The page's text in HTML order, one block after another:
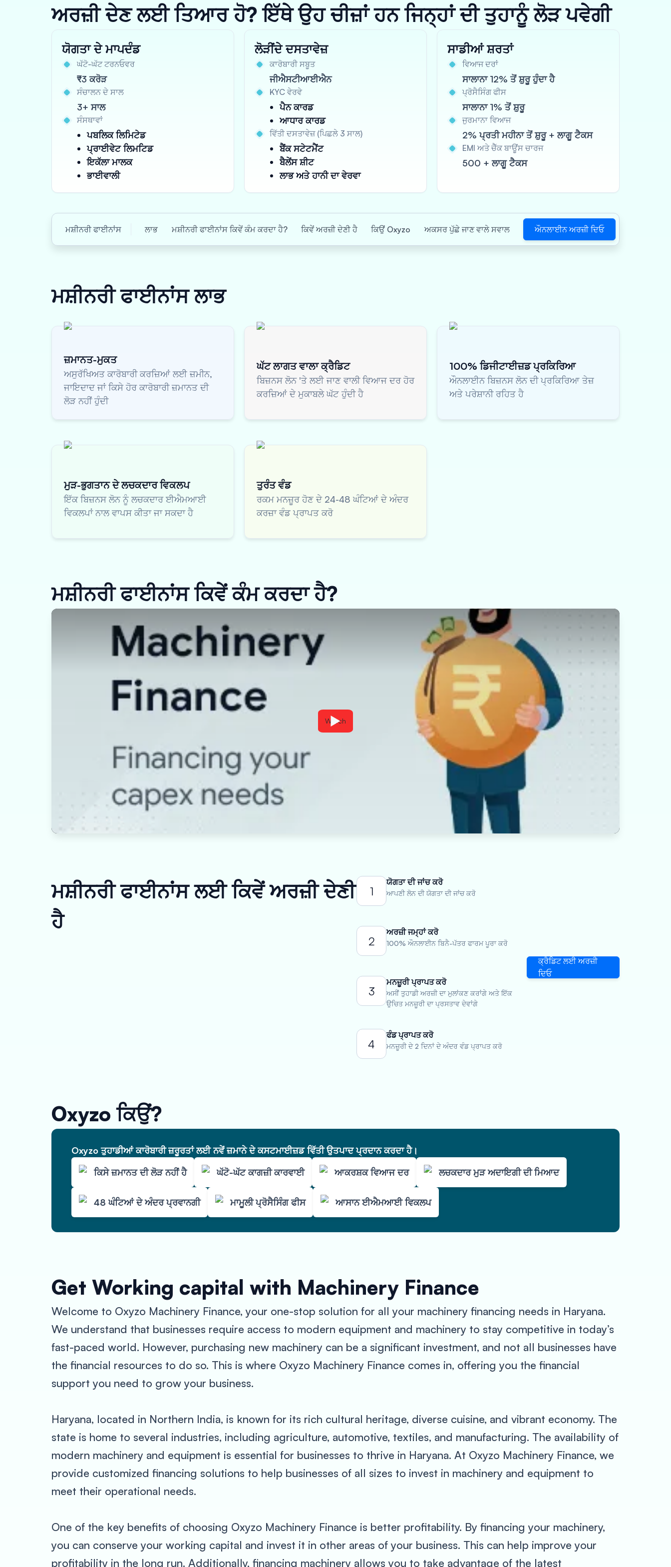
ਅਰਜ਼ੀ ਦੇਣ ਲਈ ਤਿਆਰ ਹੋ? ਇੱਥੇ ਉਹ ਚੀਜ਼ਾਂ ਹਨ ਜਿਨ੍ਹਾਂ ਦੀ ਤੁਹਾਨੂੰ ਲੋੜ ਪਵੇਗੀ
ਯੋਗਤਾ ਦੇ ਮਾਪਦੰਡ
ਘੱਟੋ-ਘੱਟ ਟਰਨਓਵਰ
₹3 ਕਰੋੜ
ਸੰਚਾਲਨ ਦੇ ਸਾਲ
3+ ਸਾਲ
ਸੰਸਥਾਵਾਂ
ਪਬਲਿਕ ਲਿਮਿਟੇਡ
ਪ੍ਰਾਈਵੇਟ ਲਿਮਟਿਡ
ਇਕੱਲਾ ਮਾਲਕ
ਭਾਈਵਾਲੀ
ਲੋੜੀਂਦੇ ਦਸਤਾਵੇਜ਼
ਕਾਰੋਬਾਰੀ ਸਬੂਤ
ਜੀਐਸਟੀਆਈਐਨ
KYC ਵੇਰਵੇ
ਪੈਨ ਕਾਰਡ
ਆਧਾਰ ਕਾਰਡ
ਵਿੱਤੀ ਦਸਤਾਵੇਜ਼ (ਪਿਛਲੇ 3 ਸਾਲ)
ਬੈਂਕ ਸਟੇਟਮੈਂਟ
ਬੈਲੇਂਸ ਸ਼ੀਟ
ਲਾਭ ਅਤੇ ਹਾਨੀ ਦਾ ਵੇਰਵਾ
ਸਾਡੀਆਂ ਸ਼ਰਤਾਂ
ਵਿਆਜ ਦਰਾਂ
ਸਾਲਾਨਾ 12% ਤੋਂ ਸ਼ੁਰੂ ਹੁੰਦਾ ਹੈ
ਪ੍ਰੋਸੈਸਿੰਗ ਫੀਸ
ਸਾਲਾਨਾ 1% ਤੋਂ ਸ਼ੁਰੂ
ਜੁਰਮਾਨਾ ਵਿਆਜ
2% ਪ੍ਰਤੀ ਮਹੀਨਾ ਤੋਂ ਸ਼ੁਰੂ + ਲਾਗੂ ਟੈਕਸ
EMI ਅਤੇ ਚੈੱਕ ਬਾਊਂਸ ਚਾਰਜ
500 + ਲਾਗੂ ਟੈਕਸ
ਮਸ਼ੀਨਰੀ ਫਾਈਨਾਂਸ ਲਾਭ ਮਸ਼ੀਨਰੀ ਫਾਈਨਾਂਸ ਕਿਵੇਂ ਕੰਮ ਕਰਦਾ ਹੈ? ਕਿਵੇਂ ਅਰਜ਼ੀ ਦੇਣੀ ਹੈ ਕਿਉਂ Oxyzo ਅਕਸਰ ਪੁੱਛੇ ਜਾਣ ਵਾਲੇ ਸਵਾਲ ਔਨਲਾਈਨ ਅਰਜ਼ੀ ਦਿਓ
ਮਸ਼ੀਨਰੀ ਫਾਈਨਾਂਸਲਾਭ
ਜ਼ਮਾਨਤ-ਮੁਕਤ
ਅਸੁਰੱਖਿਅਤ ਕਾਰੋਬਾਰੀ ਕਰਜ਼ਿਆਂ ਲਈ ਜ਼ਮੀਨ,
ਜਾਇਦਾਦ ਜਾਂ ਕਿਸੇ ਹੋਰ ਕਾਰੋਬਾਰੀ ਜ਼ਮਾਨਤ ਦੀ
ਲੋੜ ਨਹੀਂ ਹੁੰਦੀ
ਘੱਟ ਲਾਗਤ ਵਾਲਾ ਕ੍ਰੈਡਿਟ
ਬਿਜ਼ਨਸ ਲੋਨ 'ਤੇ ਲਈ ਜਾਣ ਵਾਲੀ ਵਿਆਜ ਦਰ ਹੋਰ
ਕਰਜ਼ਿਆਂ ਦੇ ਮੁਕਾਬਲੇ ਘੱਟ ਹੁੰਦੀ ਹੈ
100% ਡਿਜੀਟਾਈਜ਼ਡ ਪ੍ਰਕਿਰਿਆ
ਔਨਲਾਈਨ ਬਿਜ਼ਨਸ ਲੋਨ ਦੀ ਪ੍ਰਕਿਰਿਆ ਤੇਜ਼
ਅਤੇ ਪਰੇਸ਼ਾਨੀ ਰਹਿਤ ਹੈ
ਮੁੜ-ਭੁਗਤਾਨ ਦੇ ਲਚਕਦਾਰ ਵਿਕਲਪ
ਇੱਕ ਬਿਜ਼ਨਸ ਲੋਨ ਨੂੰ ਲਚਕਦਾਰ ਈਐਮਆਈ
ਵਿਕਲਪਾਂ ਨਾਲ ਵਾਪਸ ਕੀਤਾ ਜਾ ਸਕਦਾ ਹੈ
ਤੁਰੰਤ ਵੰਡ
ਰਕਮ ਮਨਜ਼ੂਰ ਹੋਣ ਦੇ 24-48 ਘੰਟਿਆਂ ਦੇ ਅੰਦਰ
ਕਰਜ਼ਾ ਵੰਡ ਪ੍ਰਾਪਤ ਕਰੋ
ਮਸ਼ੀਨਰੀ ਫਾਈਨਾਂਸ ਕਿਵੇਂ ਕੰਮ ਕਰਦਾ ਹੈ?
Watch
ਮਸ਼ੀਨਰੀ ਫਾਈਨਾਂਸ ਲਈ ਕਿਵੇਂ ਅਰਜ਼ੀ ਦੇਣੀ
ਹੈ
1
ਯੋਗਤਾ ਦੀ ਜਾਂਚ ਕਰੋ
ਆਪਣੀ ਲੋਨ ਦੀ ਯੋਗਤਾ ਦੀ ਜਾਂਚ ਕਰੋ
2
ਅਰਜ਼ੀ ਜਮ੍ਹਾਂ ਕਰੋ
100% ਔਨਲਾਈਨ ਬਿਨੈ-ਪੱਤਰ ਫਾਰਮ ਪੂਰਾ ਕਰੋ
3
ਮਨਜ਼ੂਰੀ ਪ੍ਰਾਪਤ ਕਰੋ
ਅਸੀਂ ਤੁਹਾਡੀ ਅਰਜ਼ੀ ਦਾ ਮੁਲਾਂਕਣ ਕਰਾਂਗੇ ਅਤੇ ਇੱਕ
ਉਚਿਤ ਮਨਜ਼ੂਰੀ ਦਾ ਪ੍ਰਸਤਾਵ ਦੇਵਾਂਗੇ
4
ਫੰਡ ਪ੍ਰਾਪਤ ਕਰੋ
ਮਨਜ਼ੂਰੀ ਦੇ 2 ਦਿਨਾਂ ਦੇ ਅੰਦਰ ਵੰਡ ਪ੍ਰਾਪਤ ਕਰੋ
ਕ੍ਰੈਡਿਟ ਲਈ ਅਰਜ਼ੀ
ਦਿਓ
Oxyzo ਕਿਉਂ?
Oxyzo ਤੁਹਾਡੀਆਂ ਕਾਰੋਬਾਰੀ ਜ਼ਰੂਰਤਾਂ ਲਈ ਨਵੇਂ ਜ਼ਮਾਨੇ ਦੇ ਕਸਟਮਾਈਜ਼ਡ ਵਿੱਤੀ ਉਤਪਾਦ ਪ੍ਰਦਾਨ ਕਰਦਾ ਹੈ।
ਕਿਸੇ ਜ਼ਮਾਨਤ ਦੀ ਲੋੜ ਨਹੀਂ ਹੈ
ਘੱਟੋ-ਘੱਟ ਕਾਗਜ਼ੀ ਕਾਰਵਾਈ ਆਕਰਸ਼ਕ ਵਿਆਜ ਦਰ ਲਚਕਦਾਰ ਮੁੜ ਅਦਾਇਗੀ ਦੀ ਮਿਆਦ
48 ਘੰਟਿਆਂ ਦੇ ਅੰਦਰ ਪ੍ਰਵਾਨਗੀ ਮਾਮੂਲੀ ਪ੍ਰੋਸੈਸਿੰਗ ਫੀਸ ਆਸਾਨ ਈਐਮਆਈ ਵਿਕਲਪ
Get Working capital with Machinery Finance
Welcome to Oxyzo Machinery Finance, your one-stop solution for all your machinery financing needs in Haryana.
We understand that businesses require access to modern equipment and machinery to stay competitive in today’s
fast-paced world. However, purchasing new machinery can be a significant investment, and not all businesses have
the financial resources to do so. This is where Oxyzo Machinery Finance comes in, offering you the financial
support you need to grow your business.
Haryana, located in Northern India, is known for its rich cultural heritage, diverse cuisine, and vibrant economy. The
state is home to several industries, including agriculture, automotive, textiles, and manufacturing. The availability of
modern machinery and equipment is essential for businesses to thrive in Haryana. At Oxyzo Machinery Finance, we
provide customized financing solutions to help businesses of all sizes to invest in machinery and equipment to
meet their operational needs.
One of the key benefits of choosing Oxyzo Machinery Finance is better profitability. By financing your machinery,
you can conserve your working capital and invest it in other areas of your business. This can help improve your
profitability in the long run. Additionally, financing machinery allows you to take advantage of the latest